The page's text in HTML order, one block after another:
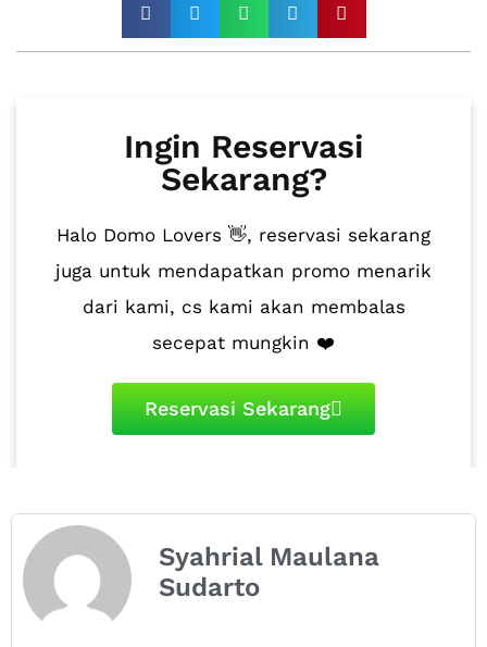
Ingin Reservasi
Sekarang?
Halo Domo Lovers 👋, reservasi sekarang
juga untuk mendapatkan promo menarik
dari kami, cs kami akan membalas
secepat mungkin ❤️
Reservasi Sekarang
Syahrial Maulana
Sudarto